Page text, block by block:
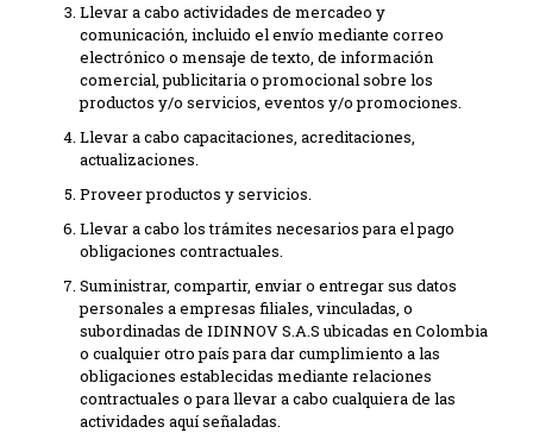
Llevar a cabo actividades de mercadeo y
comunicación, incluido el envío mediante correo
electrónico o mensaje de texto, de información
comercial, publicitaria o promocional sobre los
productos y/o servicios, eventos y/o promociones.
Llevar a cabo capacitaciones, acreditaciones,
actualizaciones.
Proveer productos y servicios.
Llevar a cabo los trámites necesarios para el pago
obligaciones contractuales.
Suministrar, compartir, enviar o entregar sus datos
personales a empresas filiales, vinculadas, o
subordinadas de IDINNOV S.A.S ubicadas en Colombia
o cualquier otro país para dar cumplimiento a las
obligaciones establecidas mediante relaciones
contractuales o para llevar a cabo cualquiera de las
actividades aquí señaladas.